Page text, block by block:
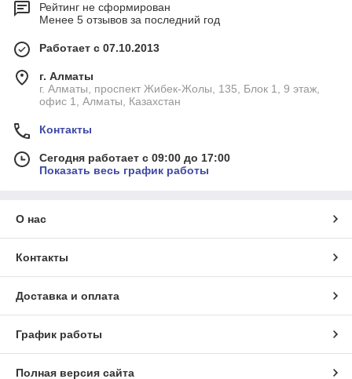
Рейтинг не сформирован
Менее 5 отзывов за последний год
Работает с 07.10.2013
г. Алматы
г. Алматы, проспект Жибек-Жолы, 135, Блок 1, 9 этаж,
офис 1, Алматы, Казахстан
Контакты
Сегодня работает с 09:00 до 17:00
Показать весь график работы
О нас
Контакты
Доставка и оплата
График работы
Полная версия сайта